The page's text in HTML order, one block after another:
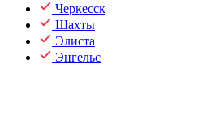
Черкесск
Шахты
Элиста
Энгельс